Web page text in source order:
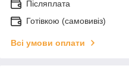
Післяплата
Готівкою (самовивіз)
Всі умови оплати